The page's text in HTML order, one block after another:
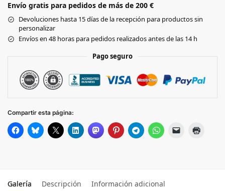
Envío gratis para pedidos de más de 200 €
Devoluciones hasta 15 días de la recepción para productos sin
personalizar
Envíos en 48 horas para pedidos realizados antes de las 14 h
Pago seguro
Compartir esta página:
Galería Descripción Información adicional